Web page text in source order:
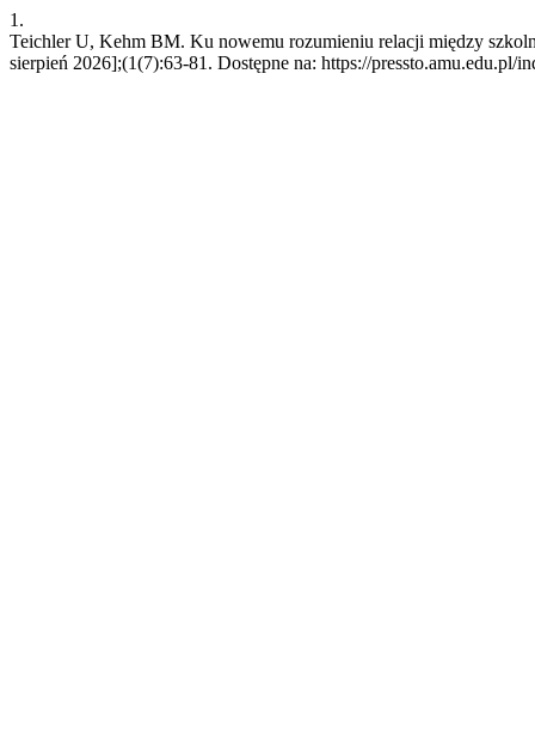
1.
Teichler U, Kehm BM. Ku nowemu rozumieniu relacji między
sierpień 2026];(1(7):63-81. Dostępne na: https://pressto.amu.edu.pl/